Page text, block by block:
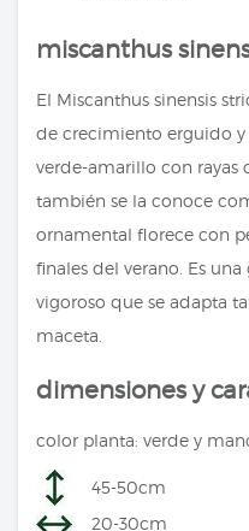
miscanthus
El Miscanthus sinensis
de crecimiento erguido
verde-amarillo con rayas
también se la conoce
ornamental florece con
finales del verano. Es
vigoroso que se adapta
maceta.
dimensiones y
color planta: verde y
45-50cm
20-30cm